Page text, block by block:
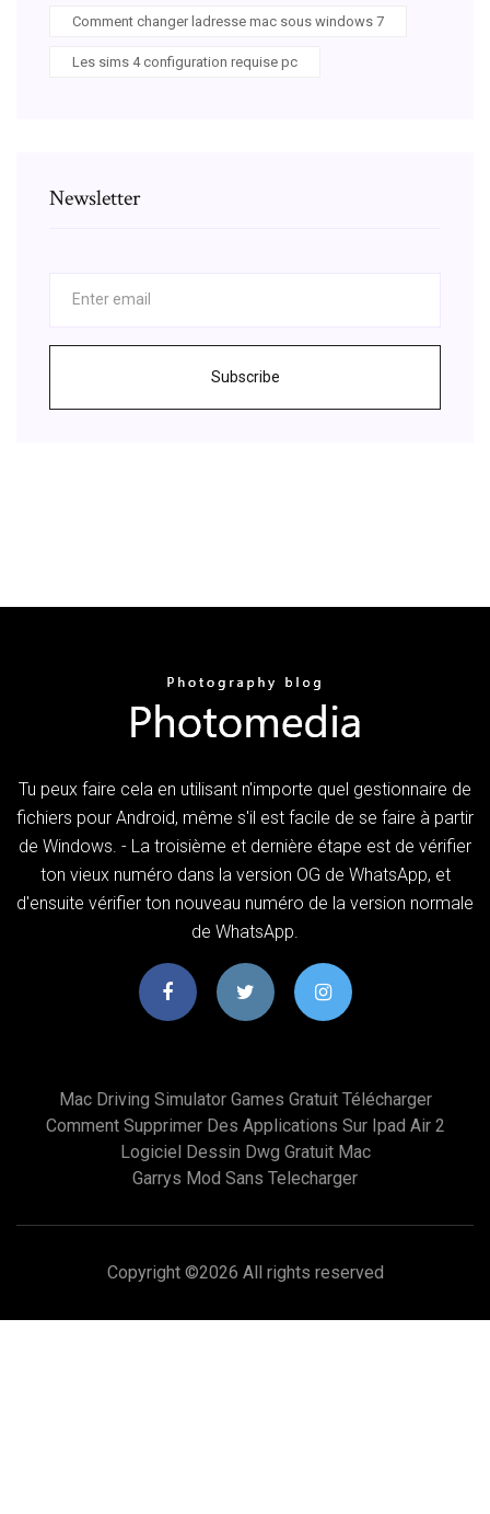
Comment changer ladresse mac sous windows 7
Les sims 4 configuration requise pc
Newsletter
Subscribe
Tu peux faire cela en utilisant n'importe quel gestionnaire de
fichiers pour Android, même s'il est facile de se faire à partir
de Windows. - La troisième et dernière étape est de vérifier
ton vieux numéro dans la version OG de WhatsApp, et
d'ensuite vérifier ton nouveau numéro de la version normale
de WhatsApp.
Mac Driving Simulator Games Gratuit Télécharger
Comment Supprimer Des Applications Sur Ipad Air 2
Logiciel Dessin Dwg Gratuit Mac
Garrys Mod Sans Telecharger
Copyright ©2026 All rights reserved